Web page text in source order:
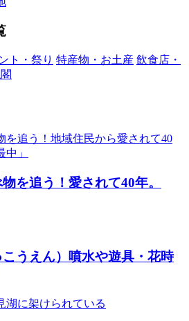
ト・祭り 特産物・お土産 飲食店・
を追う！愛されて40年。
うえん） 噴水や遊具・花時